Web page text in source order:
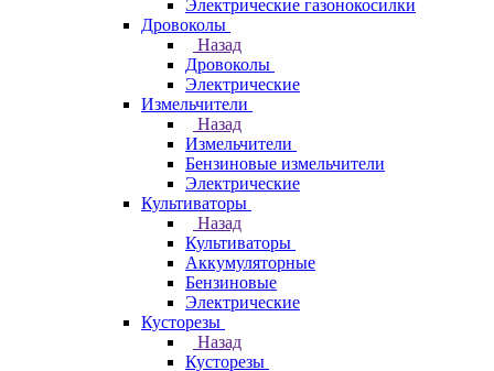
Электрические газонокосилки
Дровоколы
Назад
Дровоколы
Электрические
Измельчители
Назад
Измельчители
Бензиновые измельчители
Электрические
Культиваторы
Назад
Культиваторы
Аккумуляторные
Бензиновые
Электрические
Кусторезы
Назад
Кусторезы